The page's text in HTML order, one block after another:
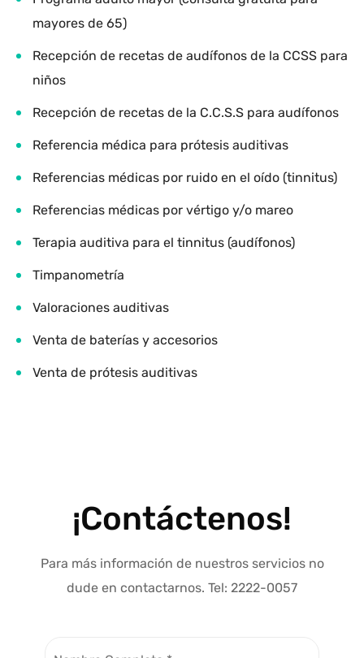
mayores de 65)
Recepción de recetas de audífonos de la CCSS para
niños
Recepción de recetas de la C.C.S.S para audífonos
Referencia médica para prótesis auditivas
Referencias médicas por ruido en el oído (tinnitus)
Referencias médicas por vértigo y/o mareo
Terapia auditiva para el tinnitus (audífonos)
Timpanometría
Valoraciones auditivas
Venta de baterías y accesorios
Venta de prótesis auditivas
¡Contáctenos!
Para más información de nuestros servicios no
dude en contactarnos. Tel: 2222-0057